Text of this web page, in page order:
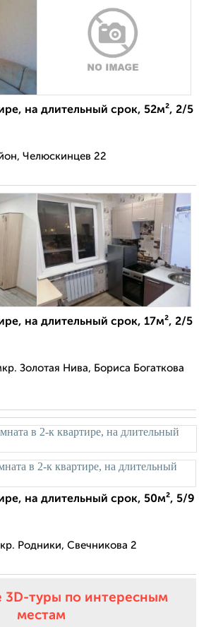
на длительный срок, 52м², 2/5
Челюскинцев 22
на длительный срок, 17м², 2/5
Золотая Нива, Бориса Богаткова
на длительный срок, 50м², 5/9
Родники, Свечникова 2
3D-туры по интересным
местам